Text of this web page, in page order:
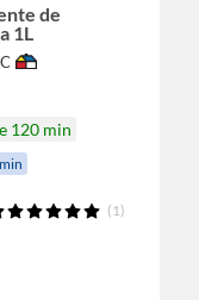
de
1L
120 min
(1)